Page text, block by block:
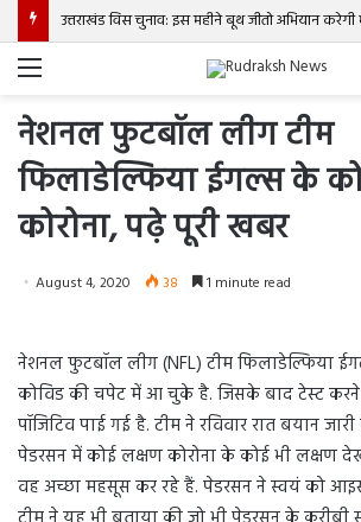
उत्तराखंड विस चुनाव: इस महीने बूथ जीतो अभियान करेगी
Menu
नेशनल फुटबॉल लीग टीम
फिलाडेल्फिया ईगल्स के
कोरोना, पढ़े पूरी खबर
August 4, 2020 38 1 minute read
नेशनल फुटबॉल लीग (NFL) टीम फिलाडेल्फिया
कोविड की चपेट में आ चुके है. जिसके बाद टेस्ट करने
पॉजिटिव पाई गई है. टीम ने रविवार रात बयान
पेडरसन में कोई लक्षण कोरोना के कोई भी लक्षण
वह अच्छा महसूस कर रहे हैं. पेडरसन ने स्वयं को